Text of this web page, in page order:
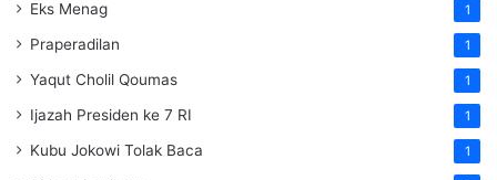
Eks Menag 1
Praperadilan 1
Yaqut Cholil Qoumas 1
Ijazah Presiden ke 7 RI 1
Kubu Jokowi Tolak Baca 1